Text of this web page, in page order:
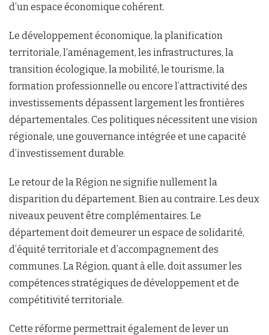
d’un espace économique cohérent.
Le développement économique, la planification
territoriale, l’aménagement, les infrastructures, la
transition écologique, la mobilité, le tourisme, la
formation professionnelle ou encore l’attractivité des
investissements dépassent largement les frontières
départementales. Ces politiques nécessitent une vision
régionale, une gouvernance intégrée et une capacité
d’investissement durable.
Le retour de la Région ne signifie nullement la
disparition du département. Bien au contraire. Les deux
niveaux peuvent être complémentaires. Le
département doit demeurer un espace de solidarité,
d’équité territoriale et d’accompagnement des
communes. La Région, quant à elle, doit assumer les
compétences stratégiques de développement et de
compétitivité territoriale.
Cette réforme permettrait également de lever un